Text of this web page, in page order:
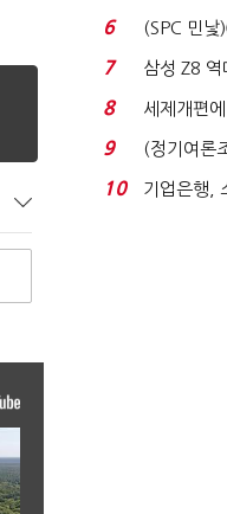
청래 '초접
6
(SPC 민
생법 위반
7
삼성 Z8 역
목…9월 ‘
8
세제개편
세 구하기
9
(정기여론
'초접전'…
10
기업은행,